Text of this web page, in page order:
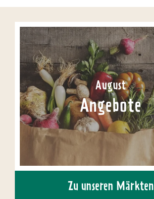
August
Angebote
Zu unseren Märkten